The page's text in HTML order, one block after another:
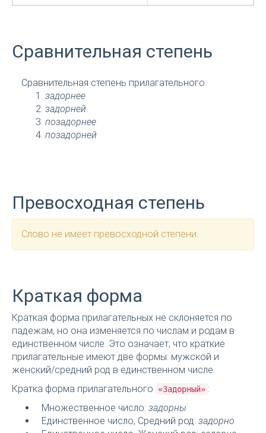
Сравнительная степень
Сравнительная степень прилагательного:
задорнее
задорней
позадорнее
позадорней
Превосходная степень
Слово не имеет превосходной степени.
Краткая форма
Краткая форма прилагательных не склоняется по
падежам, но она изменяется по числам и родам в
единственном числе. Это означает, что краткие
прилагательные имеют две формы: мужской и
женский/средний род в единственном числе.
Кратка форма прилагательного
«Задорный» :
Множественное число: задорны
Единственное число, Средний род: задорно